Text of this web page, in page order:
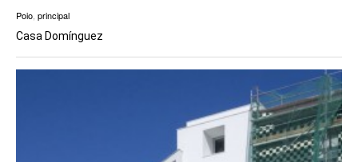
Poio principal
Casa Domínguez